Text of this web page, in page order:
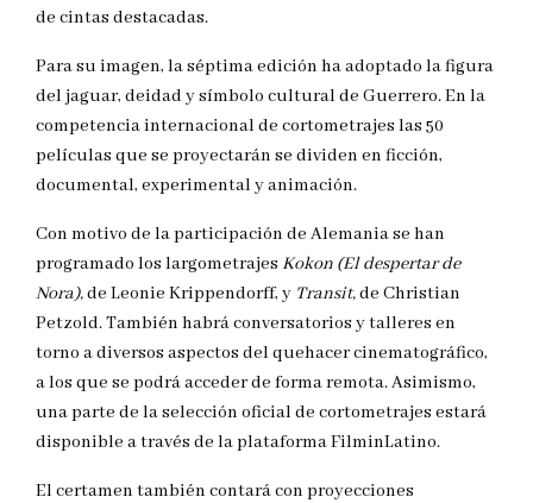
de cintas destacadas.
Para su imagen, la séptima edición ha adoptado la figura
del jaguar, deidad y símbolo cultural de Guerrero. En la
competencia internacional de cortometrajes las 50
películas que se proyectarán se dividen en ficción,
documental, experimental y animación.
Con motivo de la participación de Alemania se han
programado los largometrajes Kokon (El despertar de
Nora),de Leonie Krippendorff, y Transit,de Christian
Petzold. También habrá conversatorios y talleres en
torno a diversos aspectos del quehacer cinematográfico,
a los que se podrá acceder de forma remota. Asimismo,
una parte de la selección oficial de cortometrajes estará
disponible a través de la plataforma FilminLatino.
El certamen también contará con proyecciones